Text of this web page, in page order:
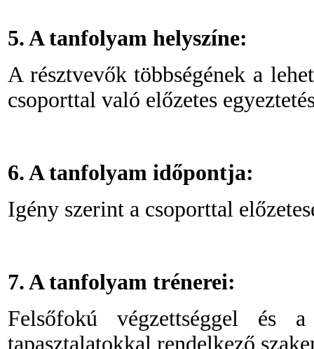
5. A tanfolyam helyszíne:
A résztvevők többségének a
csoporttal való előzetes
6. A tanfolyam időpontja:
Igény szerint a csoporttal
7. A tanfolyam trénerei:
Felsőfokú végzettséggel és
tapasztalatokkal rendelkező